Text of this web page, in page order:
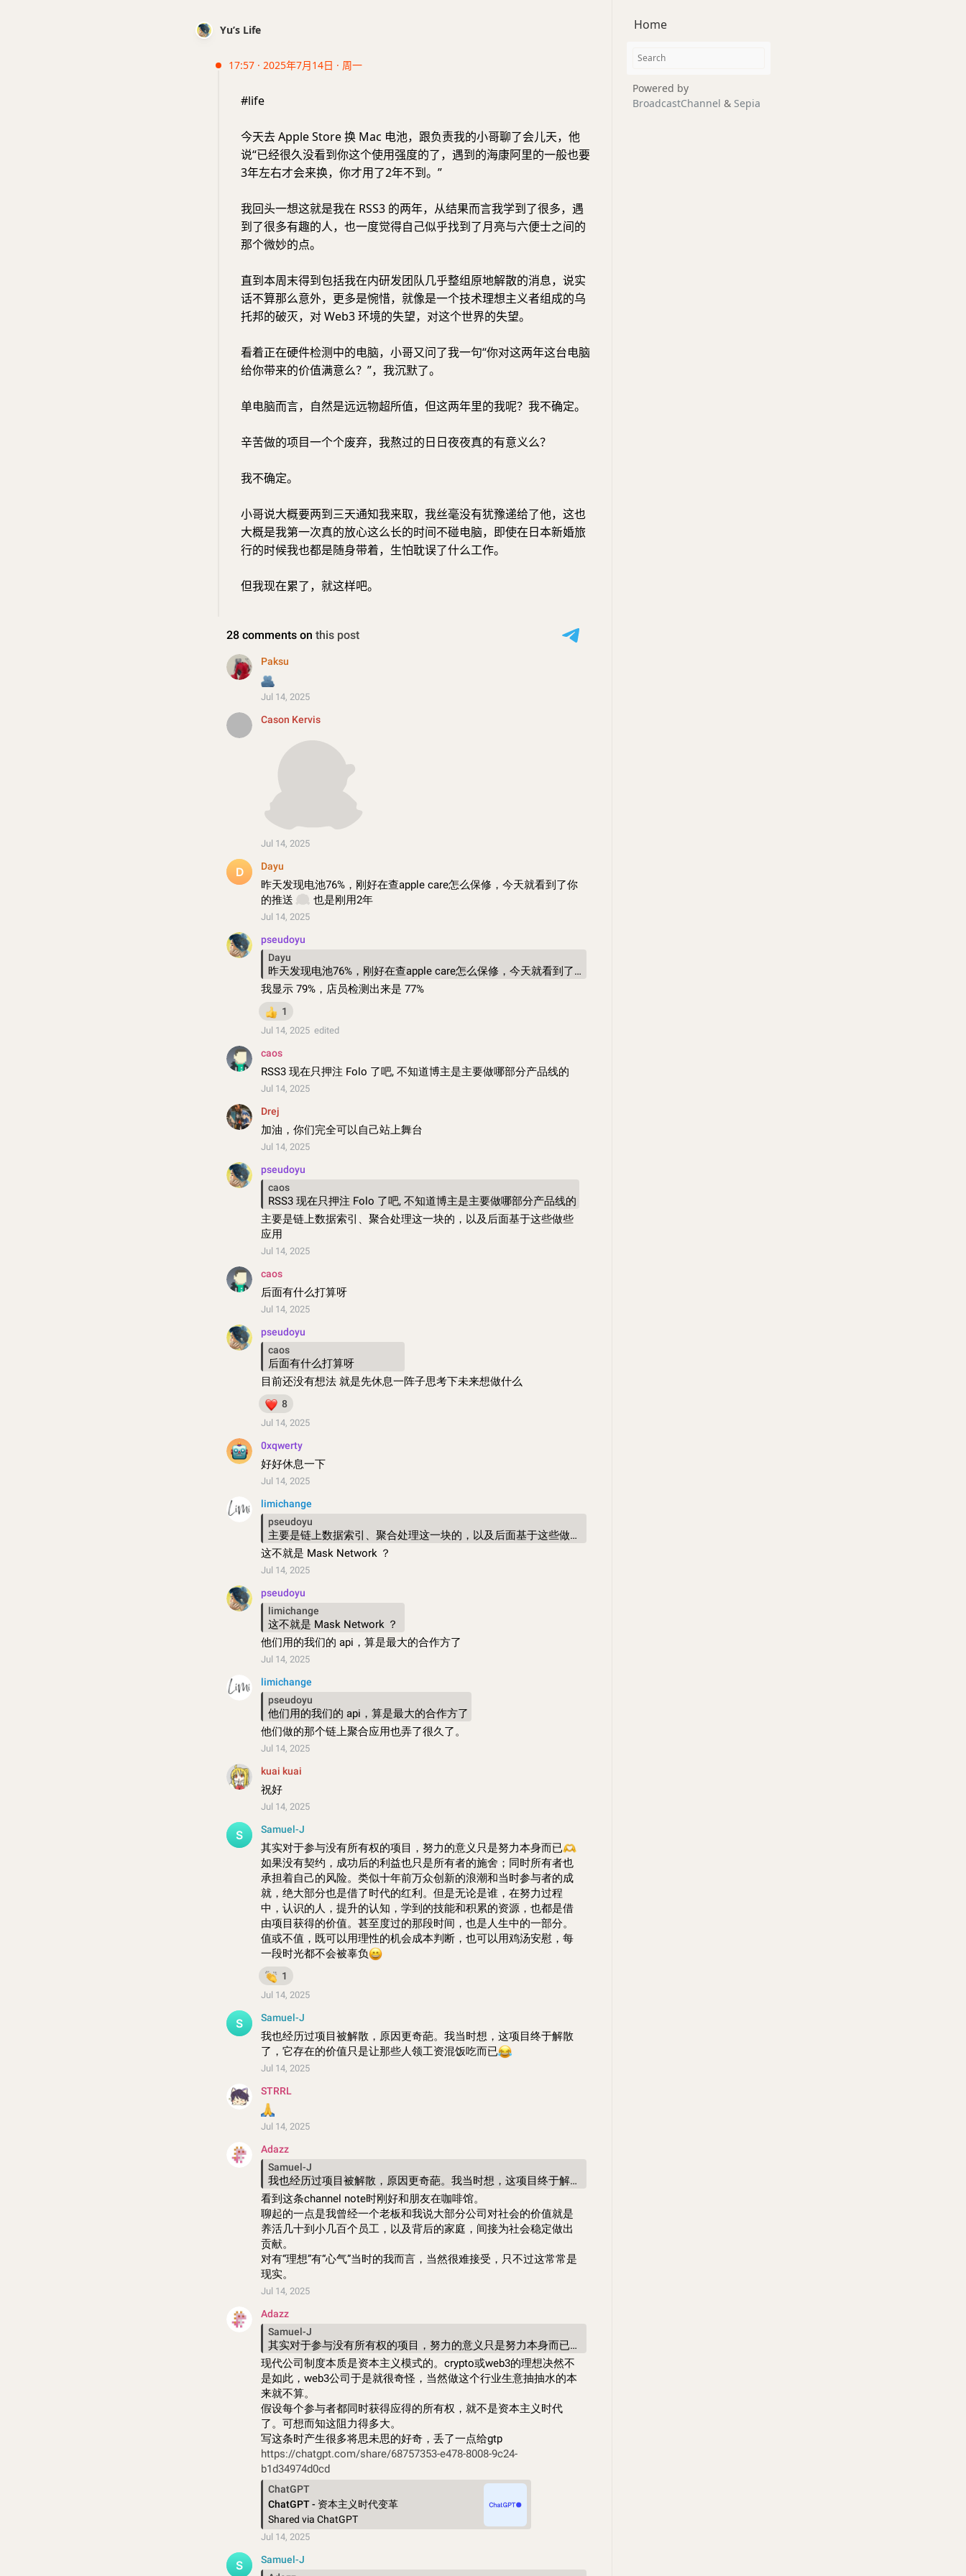
Yu’s Life
17:57 · 2025年7月14日 · 周一
#life
今天去 Apple Store 换 Mac 电池，跟负责我的小哥聊了会儿天，他
说“已经很久没看到你这个使用强度的了，遇到的海康阿里的一般也要
3年左右才会来换，你才用了2年不到。”
我回头一想这就是我在 RSS3 的两年，从结果而言我学到了很多，遇
到了很多有趣的人，也一度觉得自己似乎找到了月亮与六便士之间的
那个微妙的点。
直到本周末得到包括我在内研发团队几乎整组原地解散的消息，说实
话不算那么意外，更多是惋惜，就像是一个技术理想主义者组成的乌
托邦的破灭，对 Web3 环境的失望，对这个世界的失望。
看着正在硬件检测中的电脑，小哥又问了我一句“你对这两年这台电脑
给你带来的价值满意么？”，我沉默了。
单电脑而言，自然是远远物超所值，但这两年里的我呢？我不确定。
辛苦做的项目一个个废弃，我熬过的日日夜夜真的有意义么？
我不确定。
小哥说大概要两到三天通知我来取，我丝毫没有犹豫递给了他，这也
大概是我第一次真的放心这么长的时间不碰电脑，即使在日本新婚旅
行的时候我也都是随身带着，生怕耽误了什么工作。
但我现在累了，就这样吧。
Home
Powered by
BroadcastChannel & Sepia